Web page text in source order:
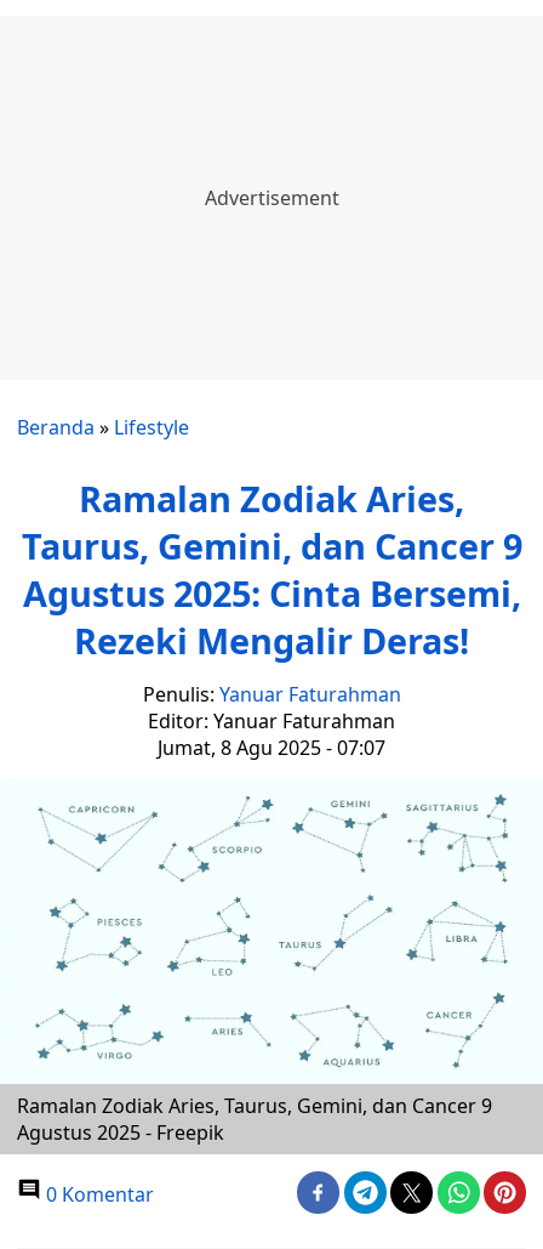
Beranda » Lifestyle
Ramalan Zodiak Aries,
Taurus, Gemini, dan Cancer 9
Agustus 2025: Cinta Bersemi,
Rezeki Mengalir Deras!
Penulis: Yanuar Faturahman
Editor: Yanuar Faturahman
Jumat, 8 Agu 2025 - 07:07
Ramalan Zodiak Aries, Taurus, Gemini, dan Cancer 9
Agustus 2025 - Freepik
0 Komentar